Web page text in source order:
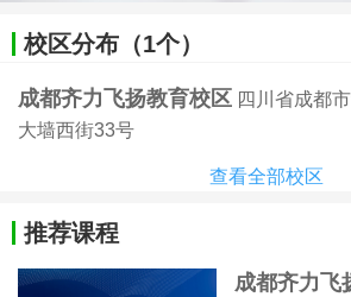
校区分布（1个）
成都齐力飞扬教育校区 四川省成都
大墙西街33号
查看全部校区
推荐课程
成都齐力飞